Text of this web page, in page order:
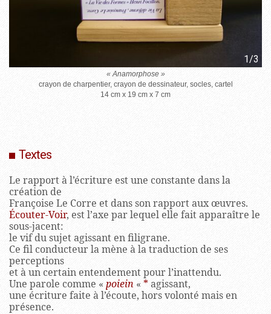
1/3
« Anamorphose »
crayon de charpentier, crayon de dessinateur, socles, cartel
14 cm x 19 cm x 7 cm
Textes
Le rapport à l’écriture est une constante dans la
création de
Françoise Le Corre et dans son rapport aux œuvres.
Écouter-Voir, est l’axe par lequel elle fait apparaître le
sous-jacent:
le vif du sujet agissant en filigrane.
Ce fil conducteur la mène à la traduction de ses
perceptions
et à un certain entendement pour l’inattendu.
Une parole comme « poiein « * agissant,
une écriture faite à l’écoute, hors volonté mais en
présence.